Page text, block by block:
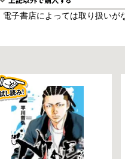
子書店によっては取り扱いが